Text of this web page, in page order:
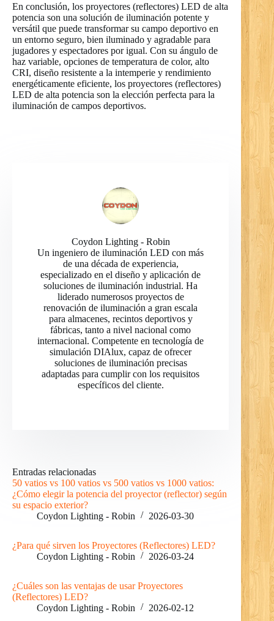
En conclusión, los proyectores (reflectores) LED de alta
potencia son una solución de iluminación potente y
versátil que puede transformar su campo deportivo en
un entorno seguro, bien iluminado y agradable para
jugadores y espectadores por igual. Con su ángulo de
haz variable, opciones de temperatura de color, alto
CRI, diseño resistente a la intemperie y rendimiento
energéticamente eficiente, los proyectores (reflectores)
LED de alta potencia son la elección perfecta para la
iluminación de campos deportivos.
Coydon Lighting - Robin
Un ingeniero de iluminación LED con más
de una década de experiencia,
especializado en el diseño y aplicación de
soluciones de iluminación industrial. Ha
liderado numerosos proyectos de
renovación de iluminación a gran escala
para almacenes, recintos deportivos y
fábricas, tanto a nivel nacional como
internacional. Competente en tecnología de
simulación DIAlux, capaz de ofrecer
soluciones de iluminación precisas
adaptadas para cumplir con los requisitos
específicos del cliente.
Entradas relacionadas
50 vatios vs 100 vatios vs 500 vatios vs 1000 vatios:
¿Cómo elegir la potencia del proyector (reflector) según
su espacio exterior?
Coydon Lighting - Robin
2026-03-30
¿Para qué sirven los Proyectores (Reflectores) LED?
Coydon Lighting - Robin
2026-03-24
¿Cuáles son las ventajas de usar Proyectores
(Reflectores) LED?
Coydon Lighting - Robin
2026-02-12
RU
PT
IT
NL
PL
RO